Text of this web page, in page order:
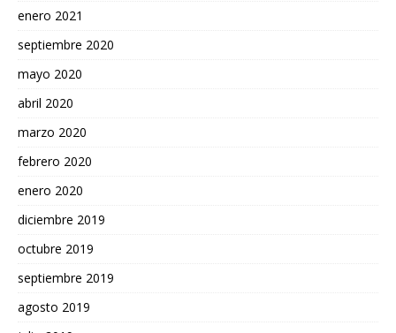
enero 2021
septiembre 2020
mayo 2020
abril 2020
marzo 2020
febrero 2020
enero 2020
diciembre 2019
octubre 2019
septiembre 2019
agosto 2019